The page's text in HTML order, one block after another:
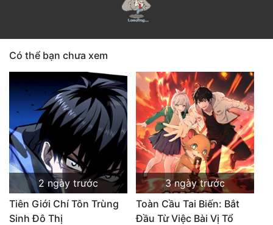
Tin
Tức
Tải
App
Có thể bạn chưa xem
2 ngày trước
Tiên Giới Chí Tôn Trùng
Sinh Đô Thị
3 ngày trước
Toàn Cầu Tai Biến: Bắt
Đầu Từ Việc Bài Vị Tổ